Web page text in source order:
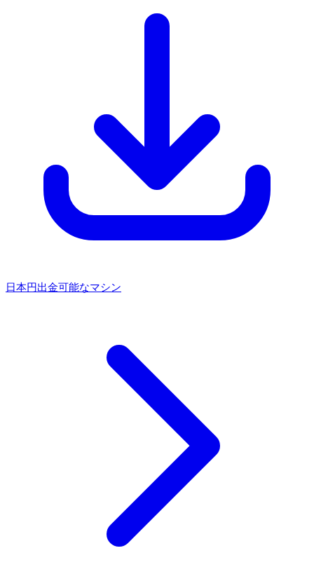
日本円出金可能なマシン